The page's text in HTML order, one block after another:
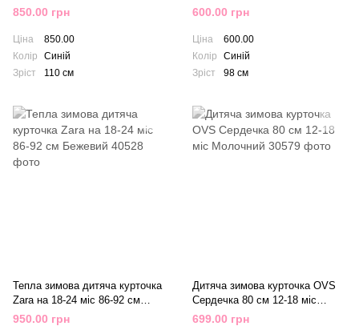
Синій
850.00 грн
Ціна
850.00
Колір
Синій
Зріст
110 см
см Горошок Синій
600.00 грн
Ціна
600.00
Колір
Синій
Зріст
98 см
Тепла зимова дитяча курточка
Zara на 18-24 міс 86-92 см
Бежевий
950.00 грн
Дитяча зимова курточка OVS
Сердечка 80 см 12-18 міс
Молочний
699.00 грн